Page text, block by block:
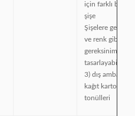
için farklı
şişe
Şişelere gelince,
ve renk gibi
tasarlayabiliriz.
3) dış ambalaj
kağıt kartonları
tonülleri